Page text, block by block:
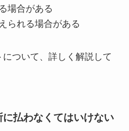
場合がある
られる場合がある
ついて、詳しく解説して
払わなくてはいけない